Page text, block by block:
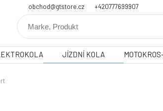
obchod@gtstore.cz +420777699907
JÍZDNÍ KOLA